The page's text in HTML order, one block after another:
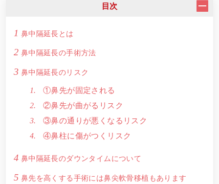
目次
1 鼻中隔延長とは
2 鼻中隔延長の手術方法
3 鼻中隔延長のリスク
①鼻先が固定される
②鼻先が曲がるリスク
③鼻の通りが悪くなるリスク
④鼻柱に傷がつくリスク
4 鼻中隔延長のダウンタイムについて
5 鼻先を高くする手術には鼻尖軟骨移植もあります